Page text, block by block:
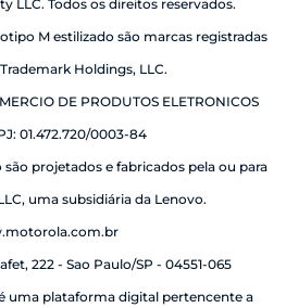
LLC. Todos os direitos reservados.
M estilizado são marcas registradas
Holdings, LLC.
DE PRODUTOS ELETRONICOS
01.472.720/0003-84
projetados e fabricados pela ou para
uma subsidiária da Lenovo.
222 - Sao Paulo/SP - 04551-065
uma plataforma digital pertencente a